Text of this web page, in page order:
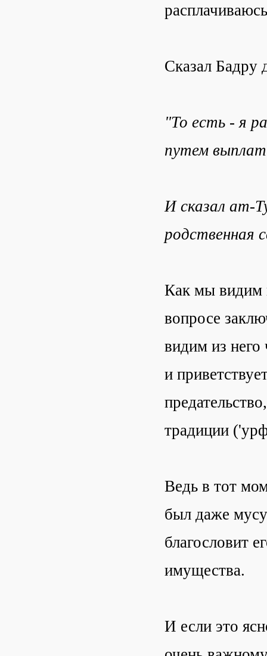
Сказал Бадру
"То есть - я
путем
И сказал ат-
родственная
Как мы видим
вопросе
видим из него
и
традиции
Ведь в тот
был даже
благословит
имущества.
И если это